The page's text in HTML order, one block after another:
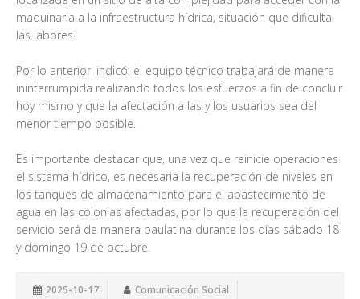
maquinaria a la infraestructura hídrica, situación que dificulta
las labores.
Por lo anterior, indicó, el equipo técnico trabajará de manera
ininterrumpida realizando todos los esfuerzos a fin de concluir
hoy mismo y que la afectación a las y los usuarios sea del
menor tiempo posible.
Es importante destacar que, una vez que reinicie operaciones
el sistema hídrico, es necesaria la recuperación de niveles en
los tanques de almacenamiento para el abastecimiento de
agua en las colonias afectadas, por lo que la recuperación del
servicio será de manera paulatina durante los días sábado 18
y domingo 19 de octubre.
2025-10-17
Comunicación Social